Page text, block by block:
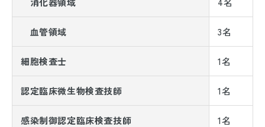
血管領域 3名
細胞検査士 1名
認定臨床微生物検査技師 1名
感染制御認定臨床検査技師 1名